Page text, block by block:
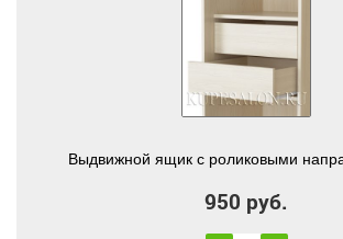
Выдвижной ящик с роликовыми
950 руб.